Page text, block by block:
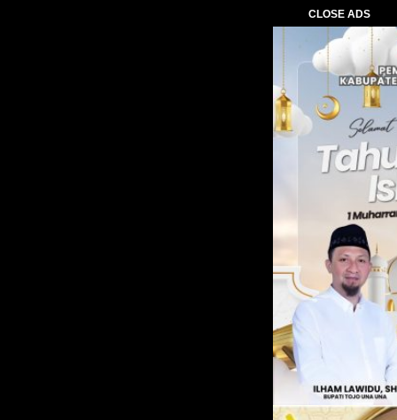
CLOSE ADS